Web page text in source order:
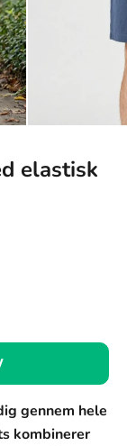
elastisk
gennem hele
kombinerer